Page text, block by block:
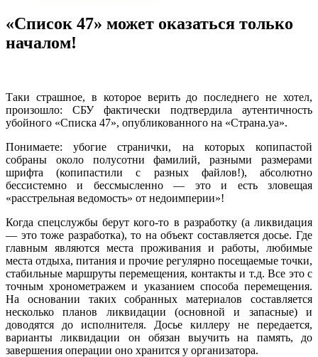
«Список 47» может оказаться только
началом!
Таки страшное, в которое верить до последнего не хотел,
произошло: СБУ фактически подтвердила аутентичность
убойного «Списка 47», опубликованного на «Страна.уа».
Понимаете: убогие странички, на которых копипастой
собраны около полусотни фамилий, разными размерами
шрифта (копипастили с разных файлов!), абсолютно
бессистемно и бессмысленно — это и есть зловещая
«расстрельная ведомость» от недоимперии»!
Когда спецслужбы берут кого-то в разработку (а ликвидация
— это тоже разработка), то на объект составляется досье. Где
главным являются места проживания и работы, любимые
места отдыха, питания и прочие регулярно посещаемые точки,
стабильные маршруты перемещения, контакты и т.д. Все это с
точным хронометражем и указанием способа перемещения.
На основании таких собранных материалов составляется
несколько планов ликвидации (основной и запасные) и
доводятся до исполнителя. Досье киллеру не передается,
варианты ликвидации он обязан выучить на память, до
завершения операции оно хранится у организатора.